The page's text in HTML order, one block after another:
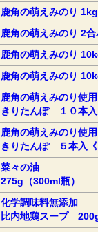
鹿角の萌えみのり
鹿角の萌えみのり 2
鹿角の萌えみのり
鹿角の萌えみのり
鹿角の萌えみのり使用
きりたんぽ １０本入
鹿角の萌えみのり使用
きりたんぽ ５本入《
菜々の油
275g（300ml瓶）
化学調味料無添加
比内地鶏スープ